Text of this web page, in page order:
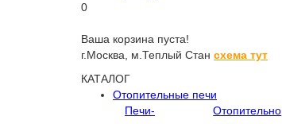
0
Ваша корзина пуста!
г.Москва, м.Теплый Стан схема тут
КАТАЛОГ
Отопительные печи
Печи-
Отопительно